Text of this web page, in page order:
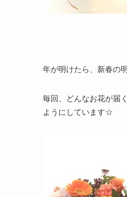
年が明けたら、新春の
毎回、どんなお花が届
ようにしています☆